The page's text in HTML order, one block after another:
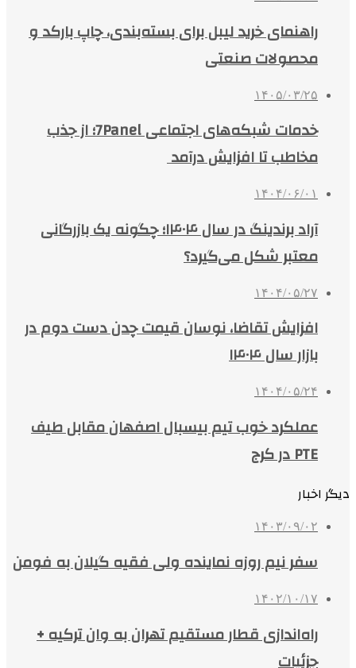
راهنمای خرید لیبل برای بسته‌بندی، چاپ بارکد و
محصولات صنعتی
۱۴۰۵/۰۳/۲۵
خدمات شبکه‌های اجتماعی 7Panel؛ از جذب
مخاطب تا افزایش درآمد
۱۴۰۴/۰۶/۰۱
آراد برندینگ در سال ۱۴۰۴؛ چگونه یک بازرگانی
معتبر شکل می‌گیرد؟
۱۴۰۴/۰۵/۲۷
افزایش تقاضا، نوسان قیمت چدن دست دوم در
بازار سال ۱۴۰۴
۱۴۰۴/۰۵/۲۴
عملکرد خوب تیم بیسبال اصفهان مقابل طیف
PTE در کرج
دیگر اخبار
۱۴۰۳/۰۹/۰۲
سفر نیم روزه نماینده ولی فقیه گیلان به فومن
۱۴۰۲/۱۰/۱۷
راه‌اندازی قطار مستقیم تهران به وان ترکیه +
جزئیات